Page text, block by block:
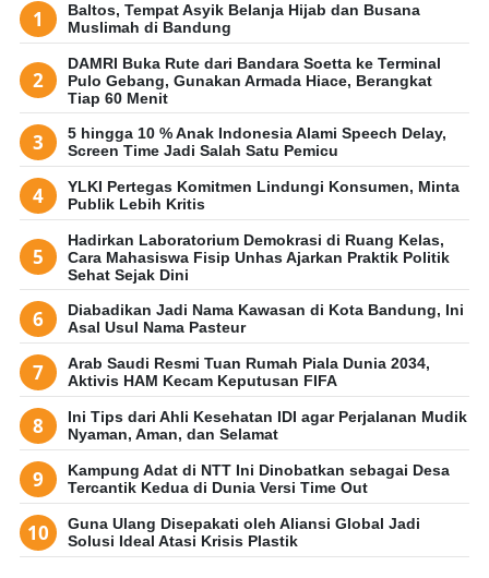
Baltos, Tempat Asyik Belanja Hijab dan Busana
Muslimah di Bandung
DAMRI Buka Rute dari Bandara Soetta ke Terminal
Pulo Gebang, Gunakan Armada Hiace, Berangkat
Tiap 60 Menit
5 hingga 10 % Anak Indonesia Alami Speech Delay,
Screen Time Jadi Salah Satu Pemicu
YLKI Pertegas Komitmen Lindungi Konsumen, Minta
Publik Lebih Kritis
Hadirkan Laboratorium Demokrasi di Ruang Kelas,
Cara Mahasiswa Fisip Unhas Ajarkan Praktik Politik
Sehat Sejak Dini
Diabadikan Jadi Nama Kawasan di Kota Bandung, Ini
Asal Usul Nama Pasteur
Arab Saudi Resmi Tuan Rumah Piala Dunia 2034,
Aktivis HAM Kecam Keputusan FIFA
Ini Tips dari Ahli Kesehatan IDI agar Perjalanan Mudik
Nyaman, Aman, dan Selamat
Kampung Adat di NTT Ini Dinobatkan sebagai Desa
Tercantik Kedua di Dunia Versi Time Out
Guna Ulang Disepakati oleh Aliansi Global Jadi
Solusi Ideal Atasi Krisis Plastik